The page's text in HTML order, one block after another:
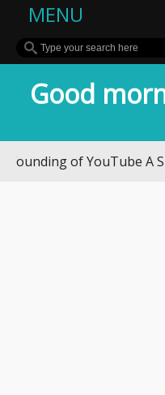
MENU
Good
of YouTube A Short